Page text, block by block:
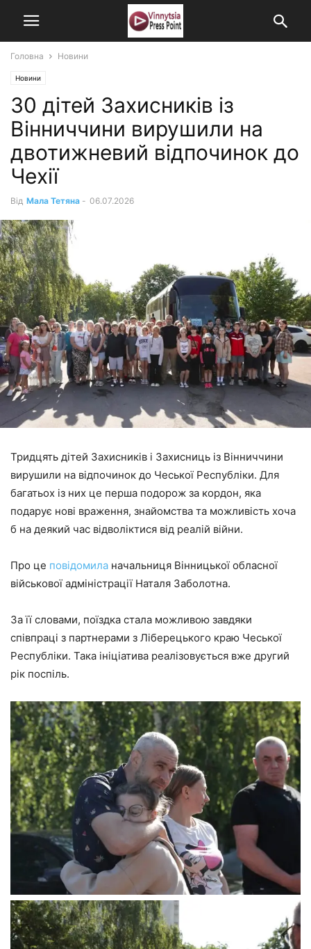
Головна Новини
Новини
30 дітей Захисників із
Вінниччини вирушили на
двотижневий відпочинок до
Чехії
Від Мала Тетяна - 06.07.2026
Тридцять дітей Захисників і Захисниць із Вінниччини
вирушили на відпочинок до Чеської Республіки. Для
багатьох із них це перша подорож за кордон, яка
подарує нові враження, знайомства та можливість хоча
б на деякий час відволіктися від реалій війни.
Про це повідомила начальниця Вінницької обласної
військової адміністрації Наталя Заболотна.
За її словами, поїздка стала можливою завдяки
співпраці з партнерами з Ліберецького краю Чеської
Республіки. Така ініціатива реалізовується вже другий
рік поспіль.